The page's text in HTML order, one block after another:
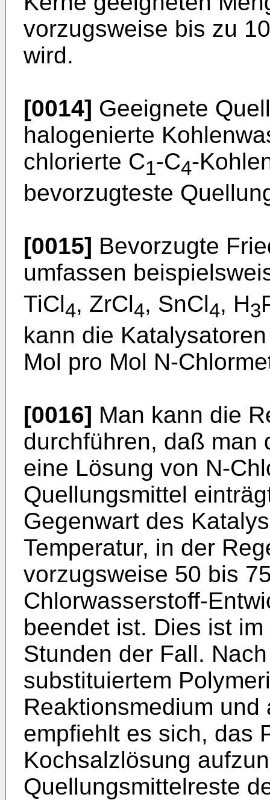
vorzugsweise bis zu
wird.
[0014] Geeignete
halogenierte
chlorierte C1-C4-
bevorzugteste
[0015] Bevorzugte
umfassen
TiCl4, ZrCl4, SnCl4, H3
kann die
Mol pro Mol N-
[0016] Man kann die
durchführen, daß man
eine Lösung von N-
Quellungsmittel
Gegenwart des
Temperatur, in der
vorzugsweise 50 bis
Chlorwasserstoff-
beendet ist. Dies ist
Stunden der Fall.
substituiertem
Reaktionsmedium
empfiehlt es sich, das
Kochsalzlösung
Quellungsmittelreste